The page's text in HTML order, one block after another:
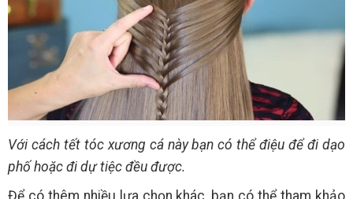
Với cách tết tóc xương cá này bạn có thể điệu để đi dạo
phố hoặc đi dự tiệc đều được.